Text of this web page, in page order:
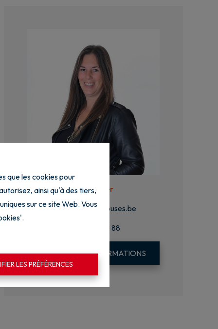
que les cookies pour
ainsi qu'à des tiers,
sur ce site Web. Vous
LES PRÉFÉRENCES
Julie Roger
julie.roger@caphouses.be
+32 10 87 20 88
DEMANDE D'INFORMATIONS